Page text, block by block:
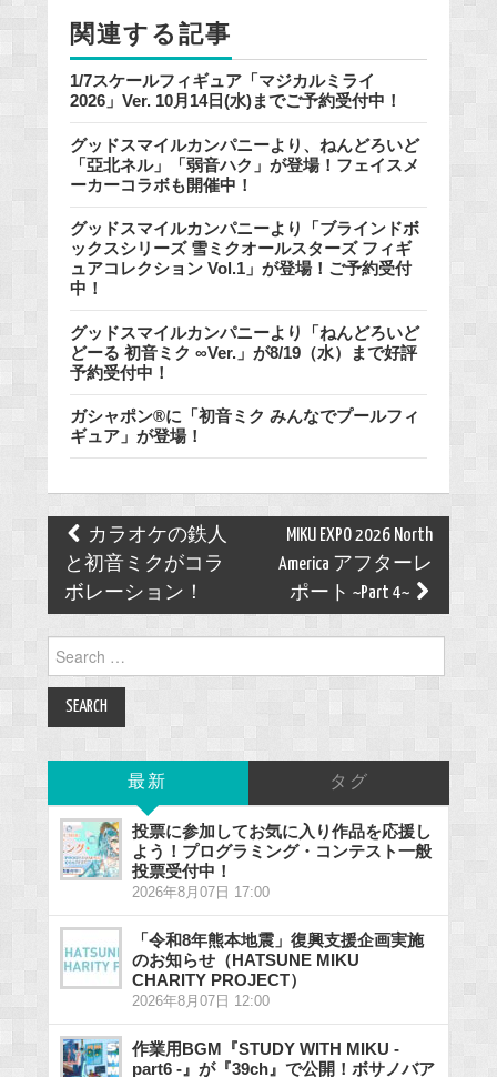
k
関連する記事
1/7スケールフィギュア「マジカルミライ
2026」Ver. 10月14日(水)までご予約受付中！
グッドスマイルカンパニーより、ねんどろいど
「亞北ネル」「弱音ハク」が登場！フェイスメ
ーカーコラボも開催中！
グッドスマイルカンパニーより「ブラインドボ
ックスシリーズ 雪ミクオールスターズ フィギ
ュアコレクション Vol.1」が登場！ご予約受付
中！
グッドスマイルカンパニーより「ねんどろいど
どーる 初音ミク ∞Ver.」が8/19（水）まで好評
予約受付中！
ガシャポン®に「初音ミク みんなでプールフィ
ギュア」が登場！
Post
navigation
カラオケの鉄人
と初音ミクがコラ
ボレーション！
MIKU EXPO 2026 North
America アフターレ
ポート ~Part 4~
for:
最新 タグ
投票に参加してお気に入り作品を応援し
よう！プログラミング・コンテスト一般
投票受付中！
2026年8月07日 17:00
「令和8年熊本地震」復興支援企画実施
のお知らせ（HATSUNE MIKU
CHARITY PROJECT）
2026年8月07日 12:00
作業用BGM『STUDY WITH MIKU -
part6 -』が『39ch』で公開！ボサノバア